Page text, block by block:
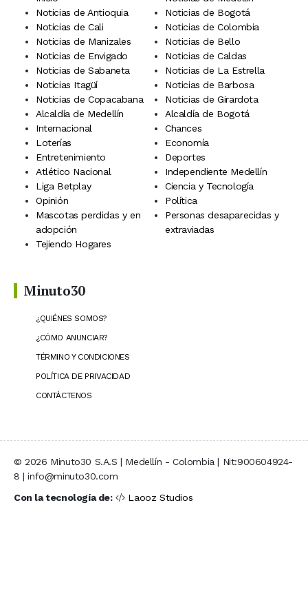
Noticias de Antioquia
Noticias de Bogotá
Noticias de Cali
Noticias de Colombia
Noticias de Manizales
Noticias de Bello
Noticias de Envigado
Noticias de Caldas
Noticias de Sabaneta
Noticias de La Estrella
Noticias Itagüí
Noticias de Barbosa
Noticias de Copacabana
Noticias de Girardota
Alcaldía de Medellín
Alcaldía de Bogotá
Internacional
Chances
Loterías
Economía
Entretenimiento
Deportes
Atlético Nacional
Independiente Medellín
Liga Betplay
Ciencia y Tecnología
Opinión
Política
Mascotas perdidas y en
adopción
Personas desaparecidas y
extraviadas
Tejiendo Hogares
Minuto30
¿QUIÉNES SOMOS?
¿CÓMO ANUNCIAR?
TÉRMINO Y CONDICIONES
POLÍTICA DE PRIVACIDAD
CONTÁCTENOS
© 2026 Minuto30 S.A.S | Medellín - Colombia | Nit:900604924-
8 | info@minuto30.com
Con la tecnología de:
Laooz Studios